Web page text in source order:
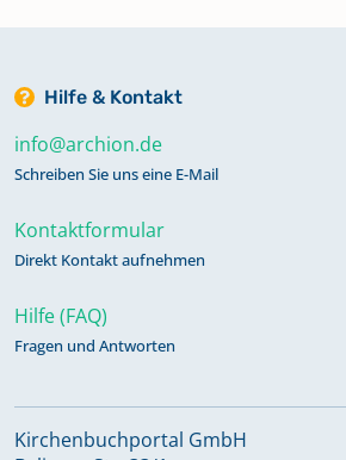
Hilfe & Kontakt
info@archion.de
Schreiben Sie uns eine E-Mail
Kontaktformular
Direkt Kontakt aufnehmen
Hilfe (FAQ)
Fragen und Antworten
Kirchenbuchportal GmbH